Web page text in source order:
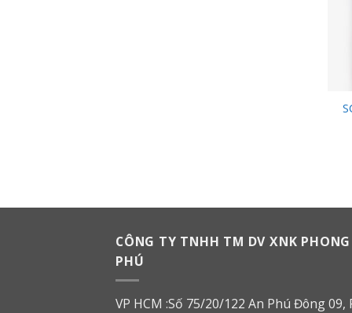
CÔNG TY TNHH TM DV XNK PHONG
PHÚ
VP HCM :Số 75/20/122 An Phú Đông 09,